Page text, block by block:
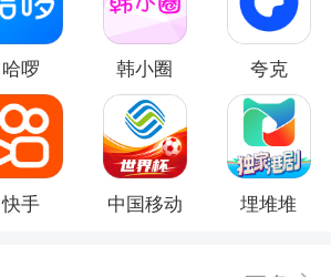
哈啰 韩小圈 夸克
快手 中国移动 埋堆堆